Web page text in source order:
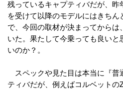
残っているキャプティバだが、
を受けて以降のモデルにはきち
で、今回の取材が決まってからは
いた。果たして今乗っても良い
いのか？。
スペックや見た目は本当に『普
ティバだが、例えばコルベット